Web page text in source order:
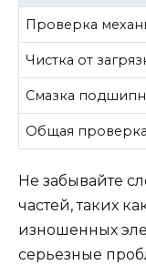
Проверка
Чистка от
Смазка
Общая проверка
Не забывайте
частей, таких
изношенных
серьезные